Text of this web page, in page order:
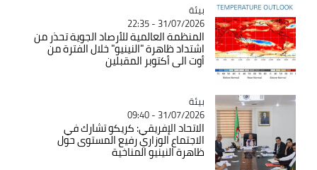
Catégorie
بيئة
31/07/2026 - 22:35
المنظمة العالمية للأرصاد الجوية تحذر من
اشتداد ظاهرة "النينيو" خلال الفترة من
أوت الى أكتوبر المقبلين
Catégorie
بيئة
31/07/2026 - 09:40
الاتحاد الإفريقي: كريكو تشارك في
الاجتماع الوزاري رفيع المستوى حول
ظاهرة النينيو المناخية